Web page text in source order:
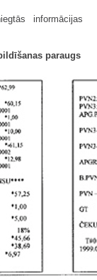
informācijas
paraugs